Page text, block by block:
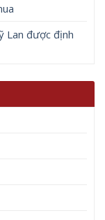
Lan được định